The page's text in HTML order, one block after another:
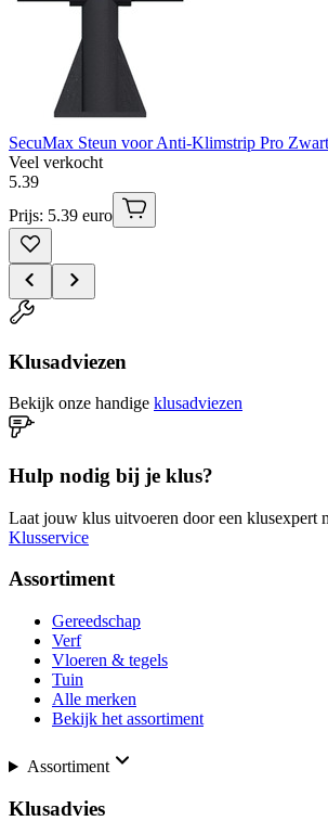
SecuMax Steun voor Anti-Klimstrip Pro Zwart
Veel verkocht
5.39
Prijs: 5.39 euro
Klusadviezen
Bekijk onze handige klusadviezen
Hulp nodig bij je klus?
Laat jouw klus uitvoeren door een klusexpert
Klusservice
Assortiment
Gereedschap
Verf
Vloeren & tegels
Tuin
Alle merken
Bekijk het assortiment
Assortiment
Klusadvies